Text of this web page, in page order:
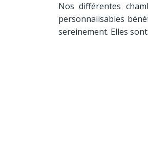
Nos différentes
personnalisables
sereinement. Elles